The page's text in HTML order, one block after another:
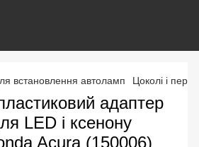
встановлення автоламп Цоколі і
адаптер
LED і ксенону
Acura (150006)